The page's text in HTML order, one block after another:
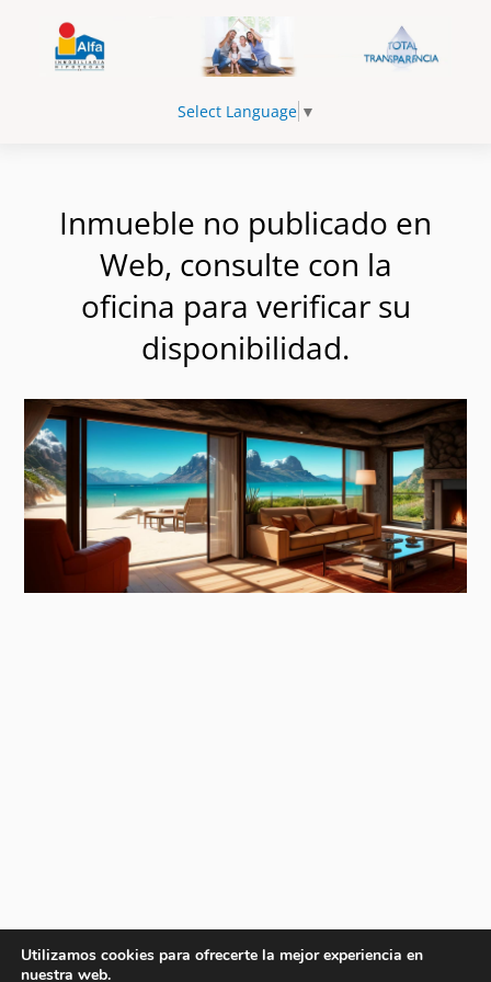
Select Language ▼
Inmueble no publicado en
Web, consulte con la
oficina para verificar su
disponibilidad.
Utilizamos cookies para ofrecerte la mejor experiencia en
nuestra web.